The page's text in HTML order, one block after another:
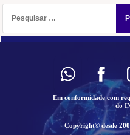
por:
Em conformidade com
do
Copyright© desde